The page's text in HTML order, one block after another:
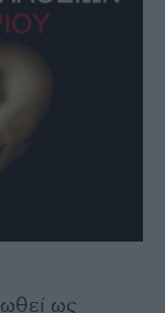
ως